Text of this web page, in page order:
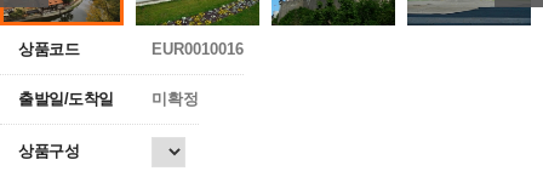
상품코드 EUR0010016
출발일/도착일 미확정
상품구성